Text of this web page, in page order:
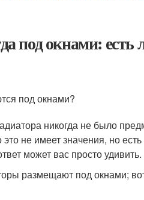
под окнами: есть
под окнами?
никогда не было
не имеет значения, но
может вас просто удивить.
размещают под окнами;